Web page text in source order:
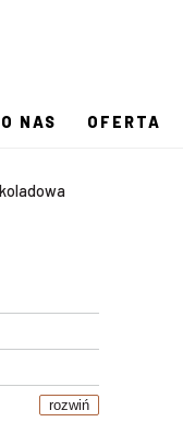
O NAS OFERTA
rozwiń